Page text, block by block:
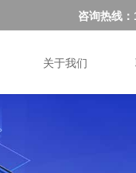
咨询热线
关于我们